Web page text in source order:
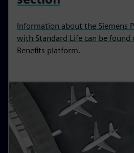
Information about the Siemens
with Standard Life can be found
Benefits platform.